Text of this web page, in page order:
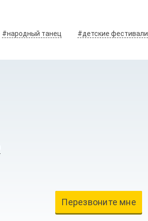
#народный танец #детские фестивали
Перезвоните мне